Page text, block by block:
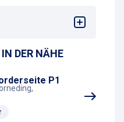
DER NÄHE
P1